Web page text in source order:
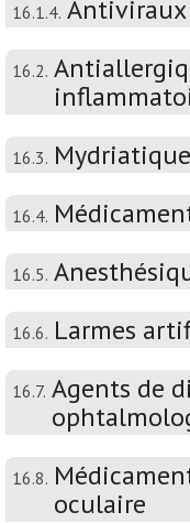
16.1.4. Antiviraux
16.2.
16.3.
16.4.
16.5.
16.6. Larmes
16.7. Agents de
16.8.
oculaire